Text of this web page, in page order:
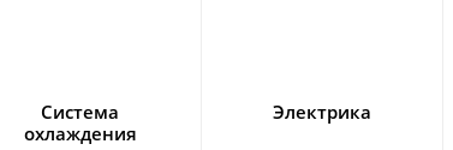
Система
охлаждения
Электрика